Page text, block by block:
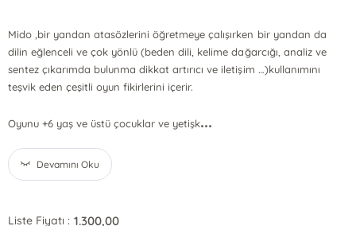
Mido ,bir yandan atasözlerini öğretmeye çalışırken bir yandan da
dilin eğlenceli ve çok yönlü (beden dili, kelime dağarcığı, analiz ve
sentez çıkarımda bulunma dikkat artırıcı ve iletişim …)kullanımını
teşvik eden çeşitli oyun fikirlerini içerir.
Oyunu +6 yaş ve üstü çocuklar ve yetişk...
Devamını Oku
Liste Fiyatı : 1.300,00